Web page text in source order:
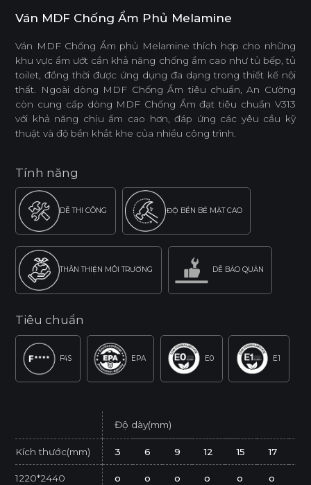
Ván MDF Chống Ẩm Phủ Melamine
Ván MDF Chống Ẩm phủ Melamine thích hợp cho những
khu vực ẩm ướt cần khả năng chống ẩm cao như tủ bếp, tủ
toilet, đồng thời được ứng dụng đa dạng trong thiết kế nội
thất. Ngoài dòng MDF Chống Ẩm tiêu chuẩn, An Cường
còn cung cấp dòng MDF Chống Ẩm đạt tiêu chuẩn V313
với khả năng chịu ẩm cao hơn, đáp ứng các yêu cầu kỹ
thuật và độ bền khắt khe của nhiều công trình.
Tính năng
DỄ THI CÔNG ĐỘ BỀN BỀ MẶT CAO
THÂN THIỆN MÔI TRƯỜNG DỄ BẢO QUẢN
Tiêu chuẩn
F4S EPA E0 E1
Độ dày(mm)
Kích thước(mm) 3 6 9 12 15 17
1220*2440 o o o o o o